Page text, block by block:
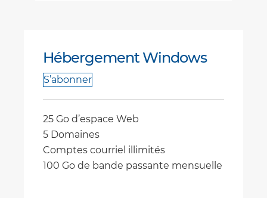
Hébergement Windows
S’abonner
25 Go d’espace Web
5 Domaines
Comptes courriel illimités
100 Go de bande passante mensuelle